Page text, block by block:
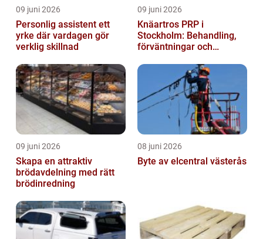
09 juni 2026
Personlig assistent ett
yrke där vardagen gör
verklig skillnad
09 juni 2026
Knäartros PRP i
Stockholm: Behandling,
förväntningar och
09 juni 2026
Skapa en attraktiv
brödavdelning med rätt
brödinredning
08 juni 2026
Byte av elcentral västerås